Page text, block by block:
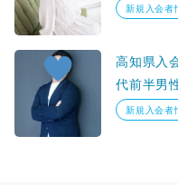
新規入会者
高知県入
代前半男
新規入会者